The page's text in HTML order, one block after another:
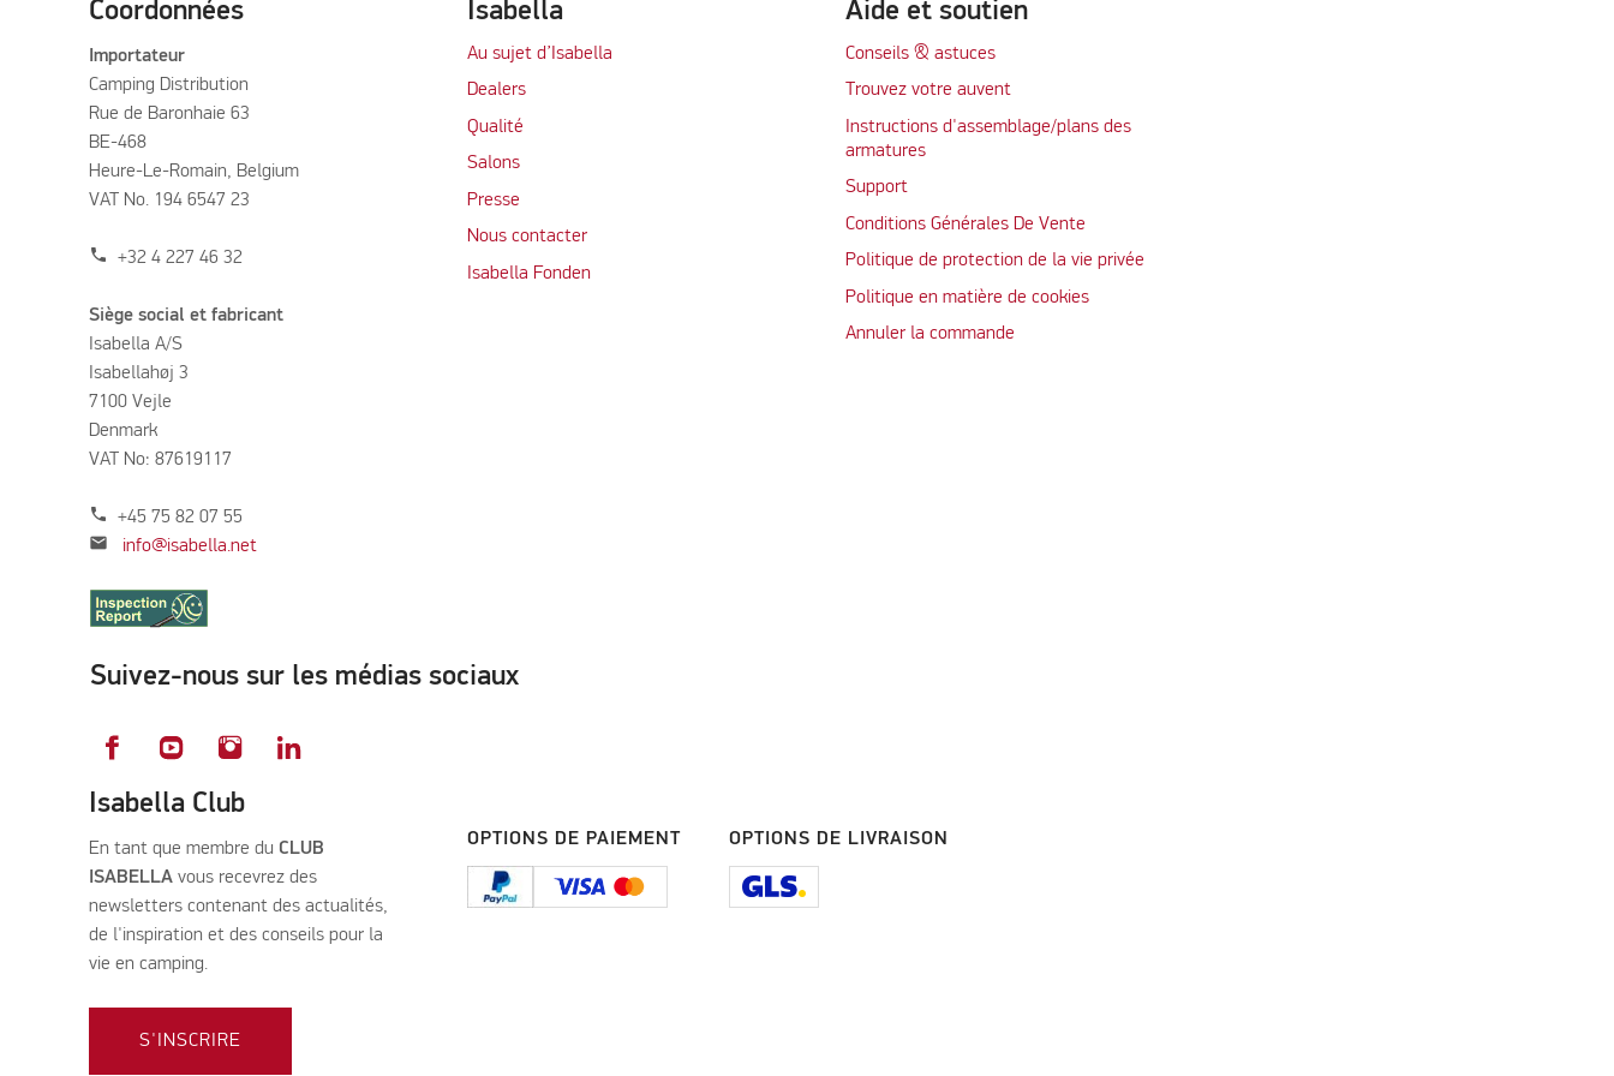
Coordonnées
Importateur
Camping Distribution
Rue de Baronhaie 63
BE-468
Heure-Le-Romain, Belgium
VAT No. 194 6547 23
phone +32 4 227 46 32
Siège social et fabricant
Isabella A/S
Isabellahøj 3
7100 Vejle
Denmark
VAT No: 87619117
phone +45 75 82 07 55
mail info@isabella.net
Isabella
Au sujet d’Isabella
Dealers
Qualité
Salons
Presse
Nous contacter
Isabella Fonden
Aide et soutien
Conseils & astuces
Trouvez votre auvent
Instructions d'assemblage/plans des
armatures
Support
Conditions Générales De Vente
Politique de protection de la vie privée
Politique en matière de cookies
Annuler la commande
Suivez-nous sur les médias sociaux
Isabella Club
En tant que membre du CLUB
ISABELLA vous recevrez des
newsletters contenant des actualités,
de l'inspiration et des conseils pour la
vie en camping.
S'INSCRIRE
OPTIONS DE PAIEMENT OPTIONS DE LIVRAISON